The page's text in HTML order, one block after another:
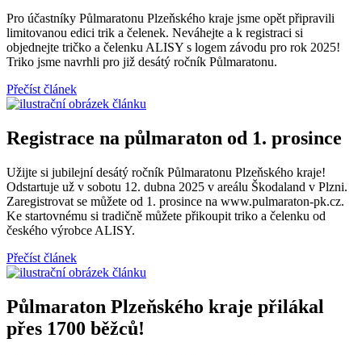
Pro účastníky Půlmaratonu Plzeňského kraje jsme opět připravili
limitovanou edici trik a čelenek. Neváhejte a k registraci si
objednejte tričko a čelenku ALISY s logem závodu pro rok 2025!
Triko jsme navrhli pro již desátý ročník Půlmaratonu.
Přečíst článek
Registrace na půlmaraton od 1. prosince
Užijte si jubilejní desátý ročník Půlmaratonu Plzeňského kraje!
Odstartuje už v sobotu 12. dubna 2025 v areálu Škodaland v Plzni.
Zaregistrovat se můžete od 1. prosince na www.pulmaraton-pk.cz.
Ke startovnému si tradičně můžete přikoupit triko a čelenku od
českého výrobce ALISY.
Přečíst článek
Půlmaraton Plzeňského kraje přilákal
přes 1700 běžců!